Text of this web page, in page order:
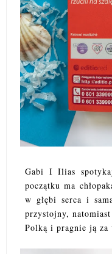
Gabi I Ilias
początku ma
w głębi serca i
przystojny,
Polką i pragnie ją za